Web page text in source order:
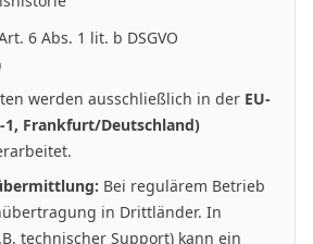
6 Abs. 1 lit. b DSGVO
werden ausschließlich in der EU-
1, Frankfurt/Deutschland)
Bei regulärem Betrieb
in Drittländer. In
technischer Support) kann ein